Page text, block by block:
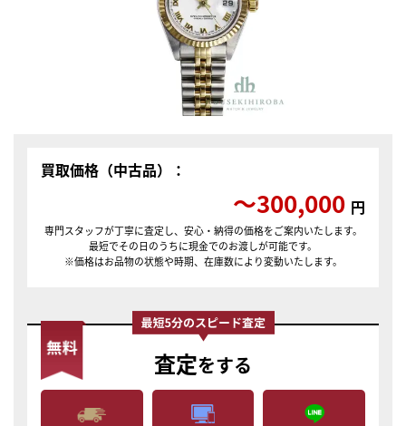
買取価格（中古品）：
〜300,000 円
専門スタッフが丁寧に査定し、安心・納得の価格をご案内いたします。
最短でその日のうちに現金でのお渡しが可能です。
※価格はお品物の状態や時期、在庫数により変動いたします。
査定をする